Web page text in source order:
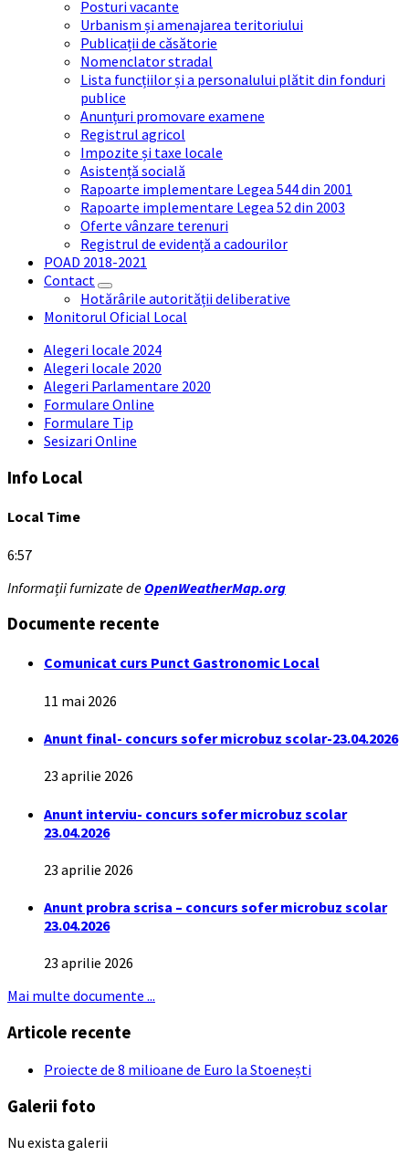
Posturi vacante
Urbanism și amenajarea teritoriului
Publicații de căsătorie
Nomenclator stradal
Lista funcțiilor și a personalului plătit din fonduri
publice
Anunțuri promovare examene
Registrul agricol
Impozite și taxe locale
Asistență socială
Rapoarte implementare Legea 544 din 2001
Rapoarte implementare Legea 52 din 2003
Oferte vânzare terenuri
Registrul de evidență a cadourilor
POAD 2018-2021
Contact
Hotărârile autorității deliberative
Monitorul Oficial Local
Alegeri locale 2024
Alegeri locale 2020
Alegeri Parlamentare 2020
Formulare Online
Formulare Tip
Sesizari Online
Info Local
Local Time
6:57
Informații furnizate de OpenWeatherMap.org
Documente recente
Comunicat curs Punct Gastronomic Local
11 mai 2026
Anunt final- concurs sofer microbuz scolar-23.04.2026
23 aprilie 2026
Anunt interviu- concurs sofer microbuz scolar
23.04.2026
23 aprilie 2026
Anunt probra scrisa – concurs sofer microbuz scolar
23.04.2026
23 aprilie 2026
Mai multe documente ...
Articole recente
Proiecte de 8 milioane de Euro la Stoenești
Galerii foto
Nu exista galerii